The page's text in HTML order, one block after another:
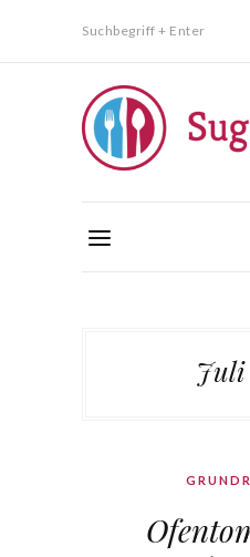
Suchbegriff + Enter
Juli